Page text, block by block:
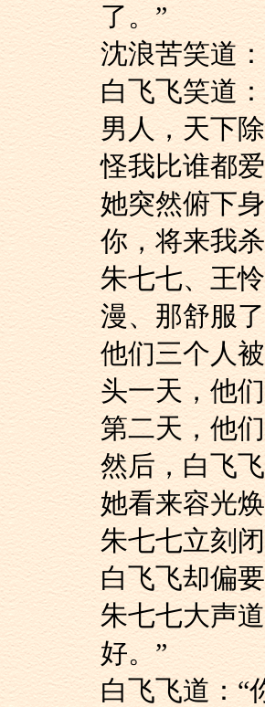
了。”
沈浪苦笑
白飞飞
男人，天下
怪我比谁都
她突然
你，将来我
朱七七
漫、那舒服
他们三个
头一天，
第二天，
然后，白飞
她看来容
朱七七立
白飞飞
朱七七
好。”
白飞飞道